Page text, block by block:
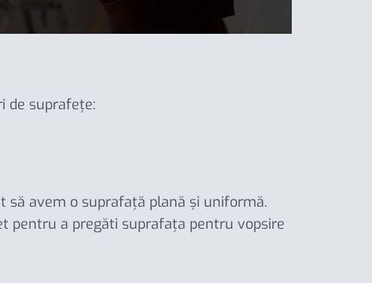
de suprafețe:
să avem o suprafață plană și uniformă.
pentru a pregăti suprafața pentru vopsire